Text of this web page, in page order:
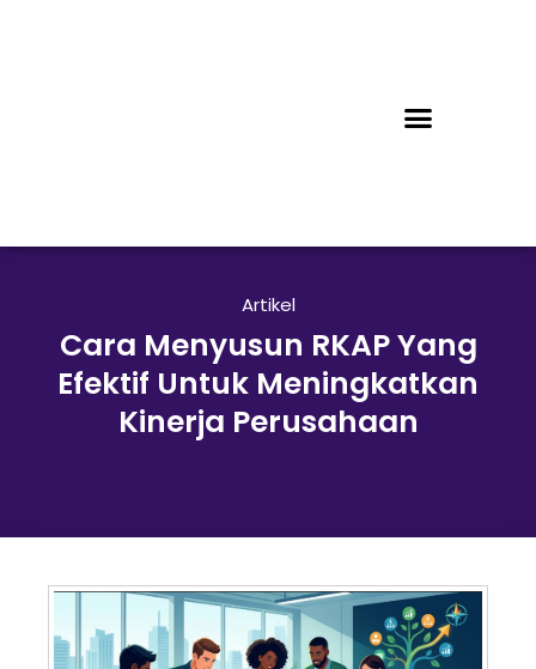
Artikel
Cara Menyusun RKAP Yang
Efektif Untuk Meningkatkan
Kinerja Perusahaan